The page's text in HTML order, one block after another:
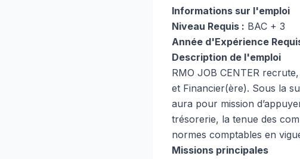
Informations sur l'emploi
Niveau Requis : BAC + 3
Année d'Expérience
Description de l'emploi
RMO JOB CENTER
et Financier(ère). Sous la
aura pour mission
trésorerie, la tenue des
normes comptables en
Missions principales